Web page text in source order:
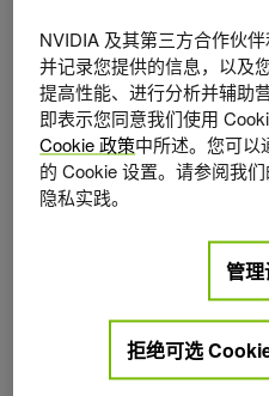
NVIDIA RTX
的 NVIDIA
NVIDIA Parabricks是一种加
应对数据分析瓶颈方面发挥
开源工具的 GPU 加速版本
时缩短至几分钟，使研究人
床医生也能更迅速地做出决策
NVIDIA RTX PRO 4500
PRO 数据中心产品系列的最
NVIDIA Blackwell 架构，可
NVIDIA 及其第三方合作伙
并记录您提供的信息，以及
提高性能、进行分析并辅助
即表示您同意我们使用
Cookie 政策中所述。您可以
的 Cookie 设置。请参阅我们
隐私实践。
管
拒绝可选